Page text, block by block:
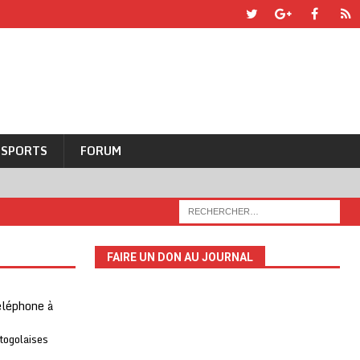
SPORTS FORUM
à
FAIRE UN DON AU JOURNAL